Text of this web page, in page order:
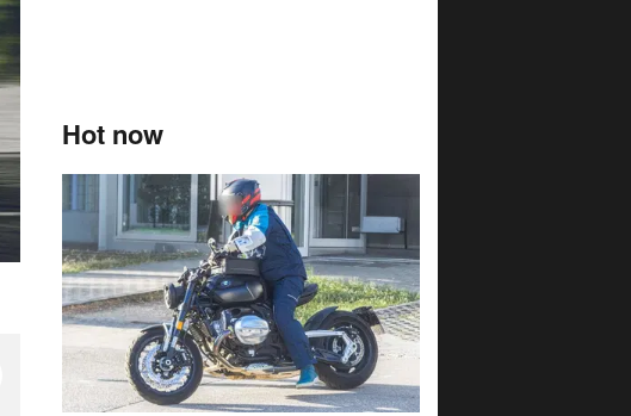
Hot now